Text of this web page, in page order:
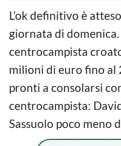
L’ok definitivo è
giornata di
centrocampista
milioni di euro fino al
pronti a consolarsi
centrocampista:
Sassuolo poco meno